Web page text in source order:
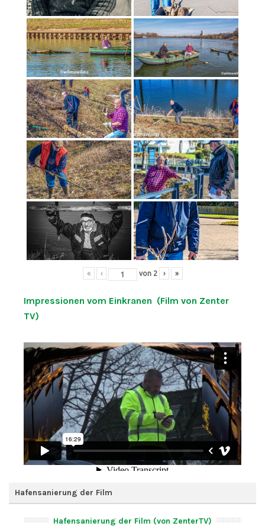
« ‹ von 2 › »
Impressionen vom Einkranen (Film von Zenter
TV)
Hafensanierung der Film
Hafensanierung der Film (von ZenterTV)